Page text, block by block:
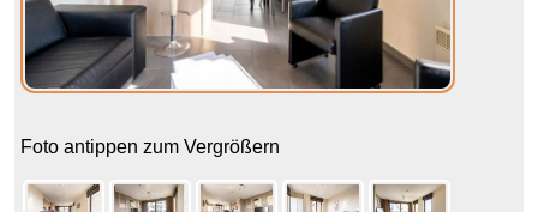
Foto antippen zum Vergrößern